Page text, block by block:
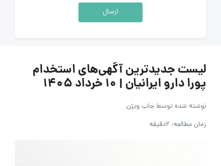
ارسال
لیست جدیدترین آگهی‌های استخدام
پورا دارو ایرانیان | ۱۰ خرداد ۱۴۰۵
نوشته شده توسطجاب ویژن
زمان مطالعه: 2دقیقه